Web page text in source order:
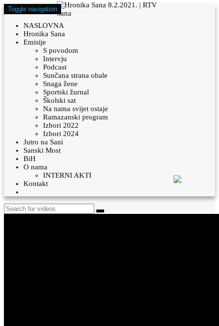
Toggle navigation
NASLOVNA
Hronika Sana
Emisije
S povodom
Intervju
Podcast
Sunčana strana obale
Snaga žene
Sportski žurnal
Školski sat
Na nama svijet ostaje
Ramazanski program
Izbori 2022
Izbori 2024
Jutro na Sani
Sanski Most
BiH
O nama
INTERNI AKTI
Kontakt